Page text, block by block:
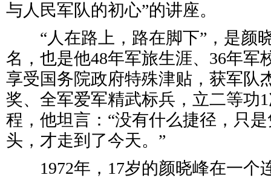
与人民军队的初心”的讲座。
“人在路上，路在脚下”，是颜
名，也是他48年军旅生涯、36年军
享受国务院政府特殊津贴，获军队
奖、全军爱军精武标兵，立二等
程，他坦言：“没有什么捷径，只
头，才走到了今天。”
1972年，17岁的颜晓峰在一个